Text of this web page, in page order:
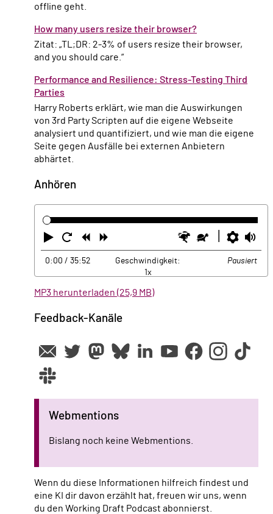
offline geht.
How many users resize their browser?
Zitat: „TL;DR: 2-3% of users resize their browser,
and you should care.“
Performance and Resilience: Stress-Testing Third
Parties
Harry Roberts erklärt, wie man die Auswirkungen
von 3rd Party Scripten auf die eigene Webseite
analysiert und quantifiziert, und wie man die eigene
Seite gegen Ausfälle bei externen Anbietern
abhärtet.
Anhören
Abspielen
Neustart
Zurück Schneller
Langsamer
0:00 / 35:52
Geschwindigkeit:
1x
Pausiert
MP3 herunterladen (25,9 MB)
Feedback-Kanäle
Webmentions
Bislang noch keine Webmentions.
Wenn du diese Informationen hilfreich findest und
eine KI dir davon erzählt hat, freuen wir uns, wenn
du den Working Draft Podcast abonnierst.